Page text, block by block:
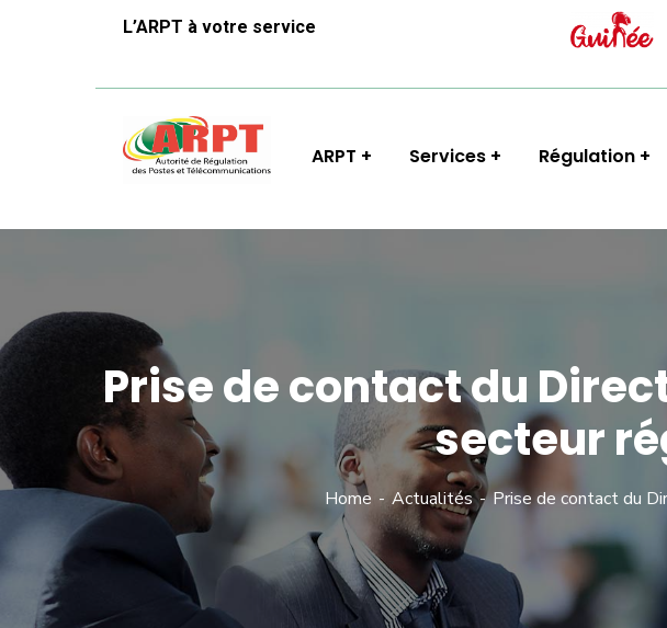
L’ARPT à votre service
ARPT Services Régulation
Prise de contact du
secteur
Home Actualités Prise de contact du